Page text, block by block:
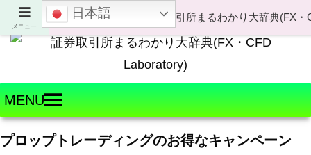
Welcome to FX・CFD Laboratory!
MENU
プロップトレーディングのお得なキャンペーン
メニュー
日本語